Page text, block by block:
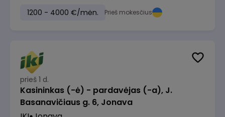
1200 - 4000 €/mėn. Prieš mokesčius
prieš 1 d.
Kasininkas (-ė) - pardavėjas (-a), J.
Basanavičiaus g. 6, Jonava